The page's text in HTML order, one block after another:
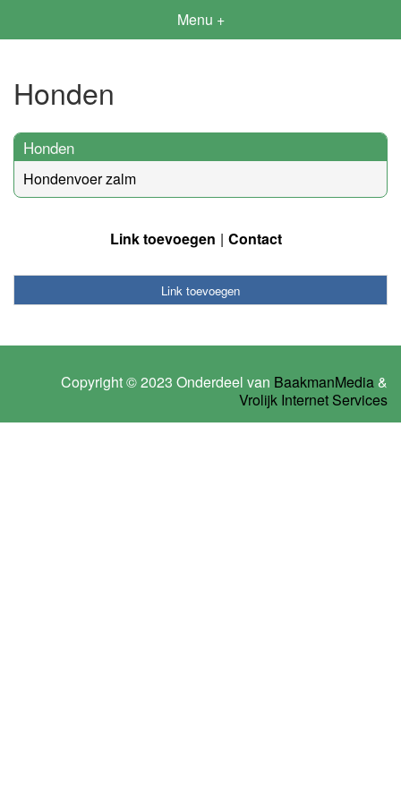
Menu +
Honden
Honden
Hondenvoer zalm
Link toevoegen Contact
Link toevoegen
Copyright © 2023 Onderdeel van BaakmanMedia &
Vrolijk Internet Services